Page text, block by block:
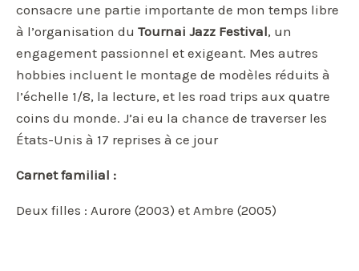
consacre une partie importante de mon temps libre
à l’organisation du Tournai Jazz Festival, un
engagement passionnel et exigeant. Mes autres
hobbies incluent le montage de modèles réduits à
l’échelle 1/8, la lecture, et les road trips aux quatre
coins du monde. J’ai eu la chance de traverser les
États-Unis à 17 reprises à ce jour
Carnet familial :
Deux filles : Aurore (2003) et Ambre (2005)